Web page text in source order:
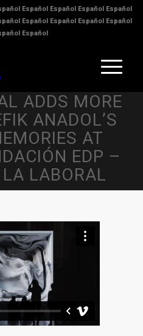
Español Español Español Español
Español Español Español Español
Español
ADDS MORE
ANADOL’S
AT
EDP –
LABORAL